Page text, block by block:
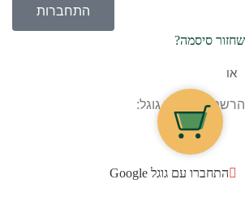
התחברות
שחזור סיסמה?
או
הרשמה בעזרת גוגל:
התחברו עם גוגל Google